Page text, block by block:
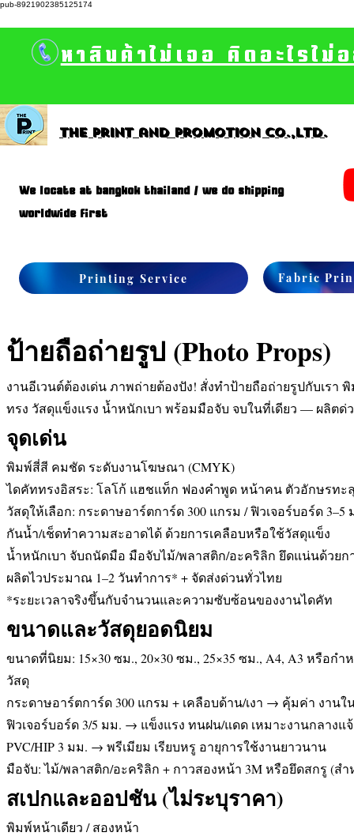
pub-8921902385125174
หาสินค้าไม่เจอ คิดอะไรไ
The print and promotion CO.,Ltd.
We locate at bangkok thailand / we do shipping
worldwide first
Printing Service Fabric
ป้ายถือถ่ายรูป (Photo Props)
งานอีเวนต์ต้องเด่น ภาพถ่ายต้องปัง! สั่งทำป้ายถือถ่ายรูปกับเรา
ทรง วัสดุแข็งแรง น้ำหนักเบา พร้อมมือจับ จบในที่เดียว — ผลิตด่
จุดเด่น
พิมพ์สี่สี คมชัด ระดับงานโฆษณา (CMYK)
ไดคัททรงอิสระ: โลโก้ แฮชแท็ก ฟองคำพูด หน้าคน ตัวอักษรทะ
วัสดุให้เลือก: กระดาษอาร์ตการ์ด 300 แกรม / ฟิวเจอร์บอร์ด 3–5
กันน้ำ/เช็ดทำความสะอาดได้ ด้วยการเคลือบหรือใช้วัสดุแข็ง
น้ำหนักเบา จับถนัดมือ มือจับไม้/พลาสติก/อะคริลิก ยึดแน่นด้วยก
ผลิตไวประมาณ 1–2 วันทำการ* + จัดส่งด่วนทั่วไทย
*ระยะเวลาจริงขึ้นกับจำนวนและความซับซ้อนของงานไดคัท
ขนาดและวัสดุยอดนิยม
ขนาดที่นิยม: 15×30 ซม., 20×30 ซม., 25×35 ซม., A4, A3 หรือกำ
วัสดุ
กระดาษอาร์ตการ์ด 300 แกรม + เคลือบด้าน/เงา → คุ้มค่า งานใ
ฟิวเจอร์บอร์ด 3/5 มม. → แข็งแรง ทนฝน/แดด เหมาะงานกลางแ
PVC/HIP 3 มม. → พรีเมียม เรียบหรู อายุการใช้งานยาวนาน
มือจับ: ไม้/พลาสติก/อะคริลิก + กาวสองหน้า 3M หรือยึดสกรู (ส
สเปกและออปชัน (ไม่ระบุราคา)
พิมพ์หน้าเดียว / สองหน้า